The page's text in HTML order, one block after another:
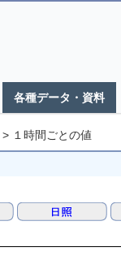
各種データ・資料
> １時間ごとの値